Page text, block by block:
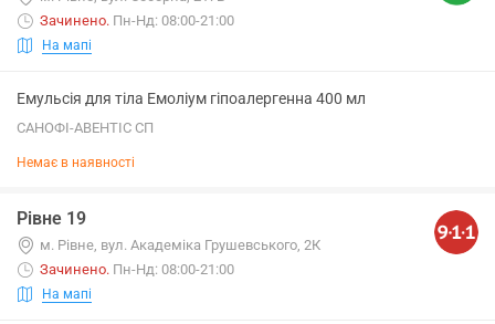
Зачинено. Пн-Нд: 08:00-21:00
На мапі
Емульсія для тіла Емоліум гіпоалергенна 400 мл
САНОФІ-АВЕНТІС СП
Немає в наявності
Рівне 19
м. Рівне, вул. Академіка Грушевського, 2К
Зачинено. Пн-Нд: 08:00-21:00
На мапі